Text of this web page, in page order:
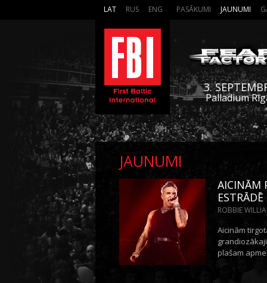
LAT RUS ENG PASĀKUMI JAUNUMI
3.
Palladium
JAUNUMI
AICINĀM
ESTRĀDĒ
ROBBIE
Aicinām
plašam